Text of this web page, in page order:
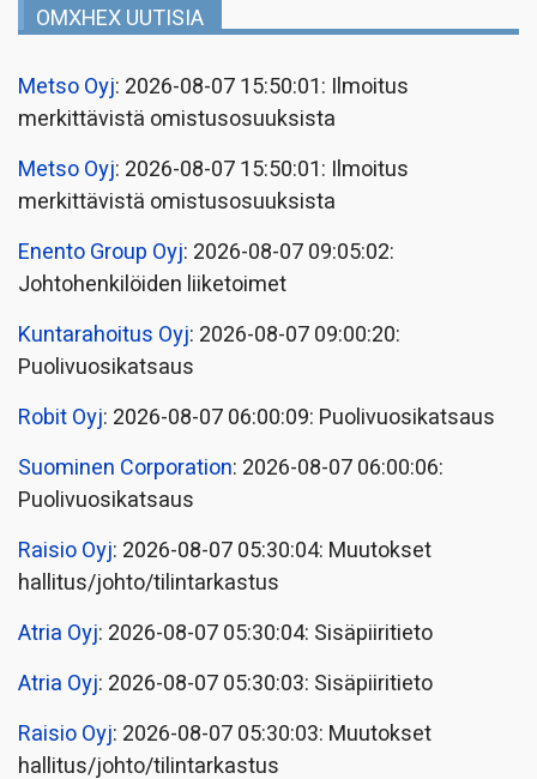
OMXHEX UUTISIA
Metso Oyj: 2026-08-07 15:50:01: Ilmoitus
merkittävistä omistusosuuksista
Metso Oyj: 2026-08-07 15:50:01: Ilmoitus
merkittävistä omistusosuuksista
Enento Group Oyj: 2026-08-07 09:05:02:
Johtohenkilöiden liiketoimet
Kuntarahoitus Oyj: 2026-08-07 09:00:20:
Puolivuosikatsaus
Robit Oyj: 2026-08-07 06:00:09: Puolivuosikatsaus
Suominen Corporation: 2026-08-07 06:00:06:
Puolivuosikatsaus
Raisio Oyj: 2026-08-07 05:30:04: Muutokset
hallitus/johto/tilintarkastus
Atria Oyj: 2026-08-07 05:30:04: Sisäpiiritieto
Atria Oyj: 2026-08-07 05:30:03: Sisäpiiritieto
Raisio Oyj: 2026-08-07 05:30:03: Muutokset
hallitus/johto/tilintarkastus